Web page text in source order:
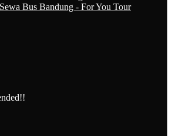
Bus Bandung - For You Tour